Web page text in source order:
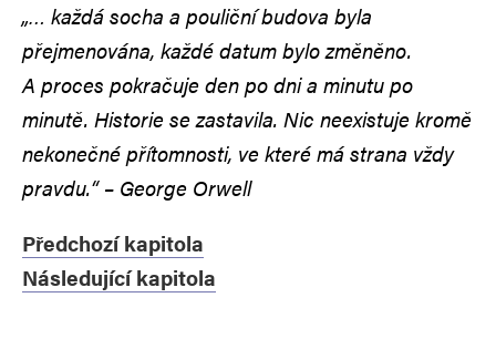
„… každá socha a pouliční budova byla
přejmenována, každé datum bylo změněno.
A proces pokračuje den po dni a minutu po
minutě. Historie se zastavila. Nic neexistuje kromě
nekonečné přítomnosti, ve které má strana vždy
pravdu.“ – George Orwell
Předchozí kapitola
Následující kapitola